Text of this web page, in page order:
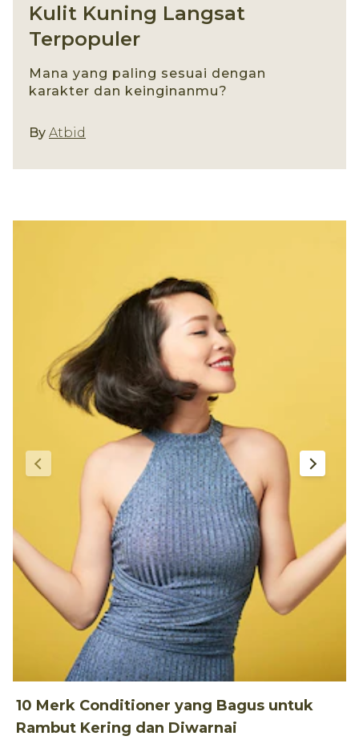
Kulit Kuning Langsat
Terpopuler
Mana yang paling sesuai dengan
karakter dan keinginanmu?
By Atbid
10 Merk Conditioner yang Bagus untuk
Rambut Kering dan Diwarnai